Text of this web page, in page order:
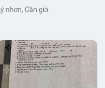
Lý nhơn, Cần giờ